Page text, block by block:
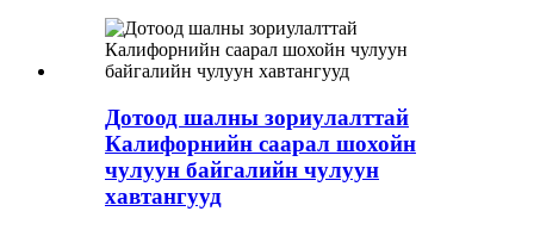
Дотоод шалны зориулалттай
Калифорнийн саарал шохойн
чулуун байгалийн чулуун
хавтангууд